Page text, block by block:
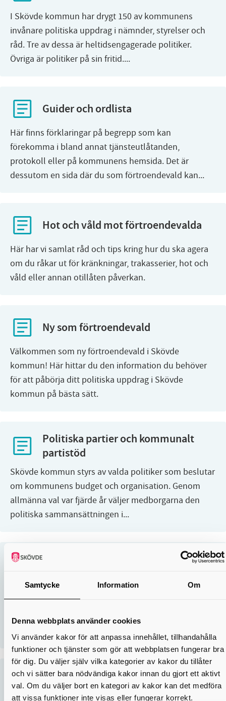
Samtycke Information Om
Denna webbplats använder cookies
Vi använder kakor för att anpassa innehållet, tillhandahålla
funktioner och tjänster som gör att webbplatsen fungerar bra
för dig. Du väljer själv vilka kategorier av kakor du tillåter
och vi sätter bara nödvändiga kakor innan du gjort ett aktivt
val. Om du väljer bort en kategori av kakor kan det medföra
att vissa funktioner inte visas eller fungerar korrekt.
I Skövde kommun har drygt 150 av kommunens
invånare politiska uppdrag i nämnder, styrelser och
råd. Tre av dessa är heltidsengagerade politiker.
Övriga är politiker på sin fritid....
Guider och ordlista
Här finns förklaringar på begrepp som kan
förekomma i bland annat tjänsteutlåtanden,
protokoll eller på kommunens hemsida. Det är
dessutom en sida där du som förtroendevald kan...
Hot och våld mot förtroendevalda
Här har vi samlat råd och tips kring hur du ska agera
om du råkar ut för kränkningar, trakasserier, hot och
våld eller annan otillåten påverkan.
Ny som förtroendevald
Välkommen som ny förtroendevald i Skövde
kommun! Här hittar du den information du behöver
för att påbörja ditt politiska uppdrag i Skövde
kommun på bästa sätt.
Politiska partier och kommunalt
partistöd
Skövde kommun styrs av valda politiker som beslutar
om kommunens budget och organisation. Genom
allmänna val var fjärde år väljer medborgarna den
politiska sammansättningen i...
Regelverk och styrande dokument
Som förtroendevald i Skövde kommun behöver du
känna till de lagar, regler och styrande dokument
som ligger till grund för kommunens verksamhet. Här
Sammanträden, protokoll och
handlingar